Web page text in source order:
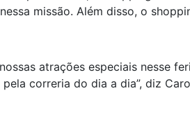
missão. Além disso, o
atrações especiais nesse
correria do dia a dia”, diz